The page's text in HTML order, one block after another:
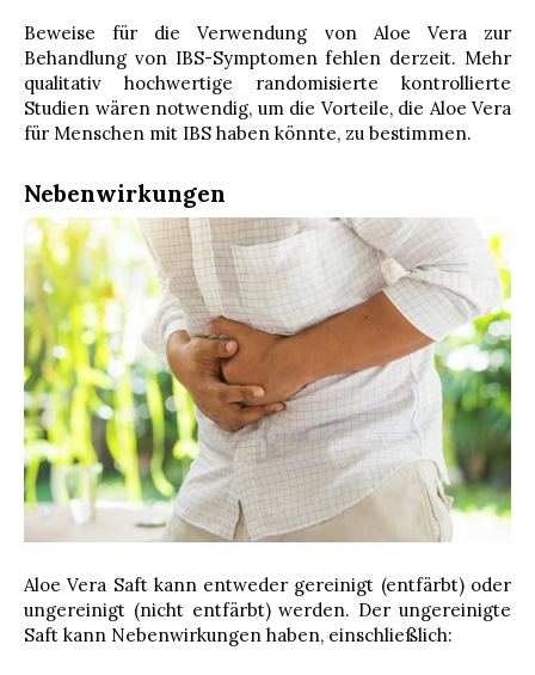
Beweise für die Verwendung von Aloe Vera zur
Behandlung von IBS-Symptomen fehlen derzeit. Mehr
qualitativ hochwertige randomisierte kontrollierte
Studien wären notwendig, um die Vorteile, die Aloe Vera
für Menschen mit IBS haben könnte, zu bestimmen.
Nebenwirkungen
Aloe Vera Saft kann entweder gereinigt (entfärbt) oder
ungereinigt (nicht entfärbt) werden. Der ungereinigte
Saft kann Nebenwirkungen haben, einschließlich: